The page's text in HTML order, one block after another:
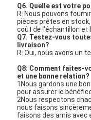
Q6. Quelle est votre
R: Nous pouvons
pièces prêtes en
coût de l'échantillon et
Q7. Testez-vous
livraison?
R: Oui, nous avons un
Q8: Comment faites-
et une bonne relation?
1Nous gardons une
pour assurer le
2Nous respectons
nous faisons
faisons des amis avec